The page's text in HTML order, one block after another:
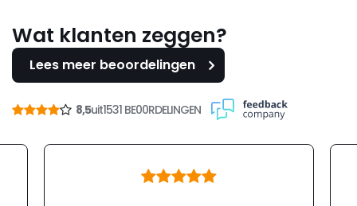
Wat klanten zeggen?
Lees meer beoordelingen
8,5uit1531 BE00RDELINGEN